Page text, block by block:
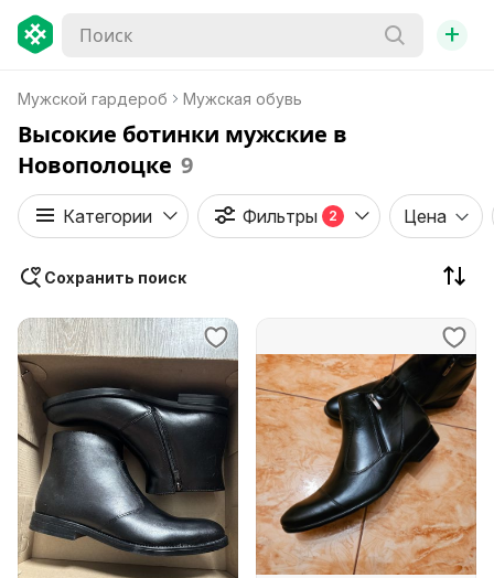
+
Мужской гардероб Мужская обувь
Высокие ботинки мужские в
Новополоцке 9
Категории Фильтры 2 Цена
Сохранить поиск